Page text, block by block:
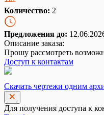
Количество: 2
Предложения до:
Описание заказа:
Прошу рассмотреть
Доступ к контактам
Скачать чертежи одним
Для получения доступа к